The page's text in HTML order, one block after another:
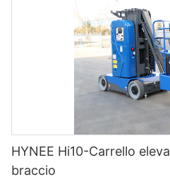
HYNEE Hi10-Carrello
braccio